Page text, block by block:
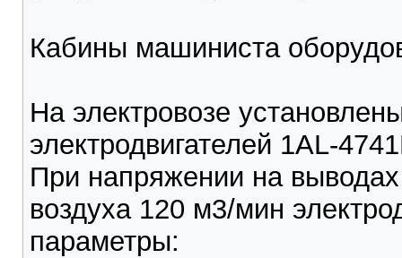
Кабины машиниста
На электровозе
электродвигателей 1AL-
При напряжении на
воздуха 120 м3/мин
параметры: